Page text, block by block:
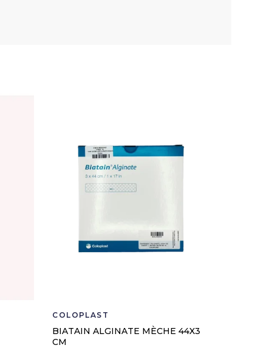
COLOPLAST
BIATAIN ALGINATE MÈCHE 44X3
CM